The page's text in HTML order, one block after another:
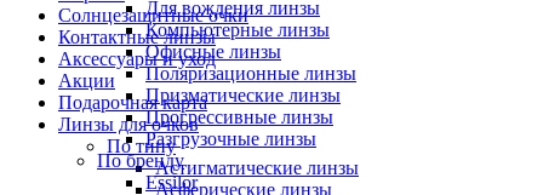
Солнцезащитные очки
Контактные линзы
Аксессуары и уход
Акции
Подарочная карта
Линзы для очков
По типу
Астигматические линзы
Асферические линзы
Для вождения линзы
Компьютерные линзы
Офисные линзы
Поляризационные линзы
Призматические линзы
Прогрессивные линзы
Разгрузочные линзы
По бренду
Essilor